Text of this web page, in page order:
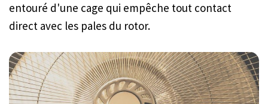
entouré d'une cage qui empêche tout contact
direct avec les pales du rotor.